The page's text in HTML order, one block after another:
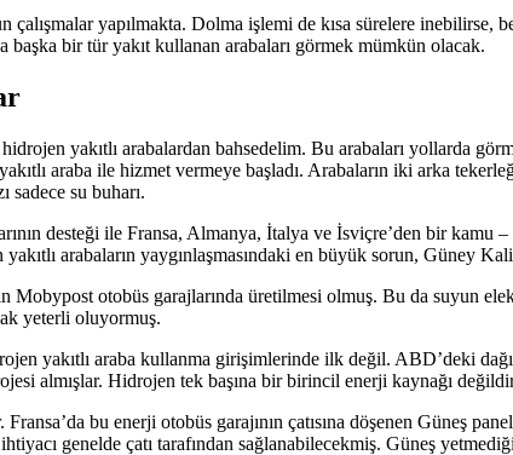
yapılmakta. Dolma işlemi de kısa sürelere
bir tür yakıt kullanan arabaları görmek mümkün olacak.
yakıtlı arabalardan bahsedelim. Bu arabaları yollarda
araba ile hizmet vermeye başladı. Arabaların iki arka
sadece su buharı.
desteği ile Fransa, Almanya, İtalya ve İsviçre’den bir
arabaların yaygınlaşmasındaki en büyük sorun, Güney
Mobypost otobüs garajlarında üretilmesi olmuş. Bu da suyun
yeterli oluyormuş.
yakıtlı araba kullanma girişimlerinde ilk değil. ABD’deki
almışlar. Hidrojen tek başına bir birincil enerji kaynağı değildir,
bu enerji otobüs garajının çatısına döşenen Güneş
genelde çatı tarafından sağlanabilecekmiş. Güneş